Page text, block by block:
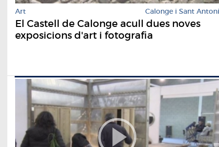
Art Calonge i Sant Antoni
El Castell de Calonge acull dues noves
exposicions d'art i fotografia